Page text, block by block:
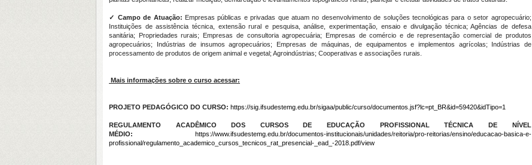
✓ Campo de Atuação: Empresas públicas e privadas que atuam no desenvolvimento de soluções tecnológicas para o setor agropecuário;
Instituições de assistência técnica, extensão rural e pesquisa, análise, experimentação, ensaio e divulgação técnica; Agências de defesa
sanitária; Propriedades rurais; Empresas de consultoria agropecuária; Empresas de comércio e de representação comercial de produtos
agropecuários; Indústrias de insumos agropecuários; Empresas de máquinas, de equipamentos e implementos agrícolas; Indústrias de
processamento de produtos de origem animal e vegetal; Agroindústrias; Cooperativas e associações rurais.
Mais informações sobre o curso acessar:
PROJETO PEDAGÓGICO DO CURSO: https://sig.ifsudestemg.edu.br/sigaa/public/curso/documentos.jsf?lc=pt_BR&id=59420&idTipo=1
REGULAMENTO ACADÊMICO DOS CURSOS DE EDUCAÇÃO PROFISSIONAL TÉCNICA DE NÍVEL
MÉDIO: https://www.ifsudestemg.edu.br/documentos-institucionais/unidades/reitoria/pro-reitorias/ensino/educacao-basica-e-
profissional/regulamento_academico_cursos_tecnicos_rat_presencial-_ead_-2018.pdf/view